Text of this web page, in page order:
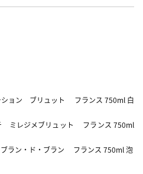
ョン ブリュット フランス 750ml 白
ミレジメブリュット フランス 750ml
ラン・ド・ブラン フランス 750ml 泡